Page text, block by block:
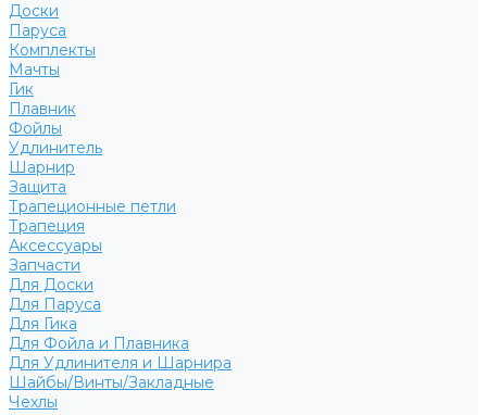
Доски
Паруса
Комплекты
Мачты
Гик
Плавник
Фойлы
Удлинитель
Шарнир
Защита
Трапеционные петли
Трапеция
Аксессуары
Запчасти
Для Доски
Для Паруса
Для Гика
Для Фойла и Плавника
Для Удлинителя и Шарнира
Шайбы/Винты/Закладные
Чехлы